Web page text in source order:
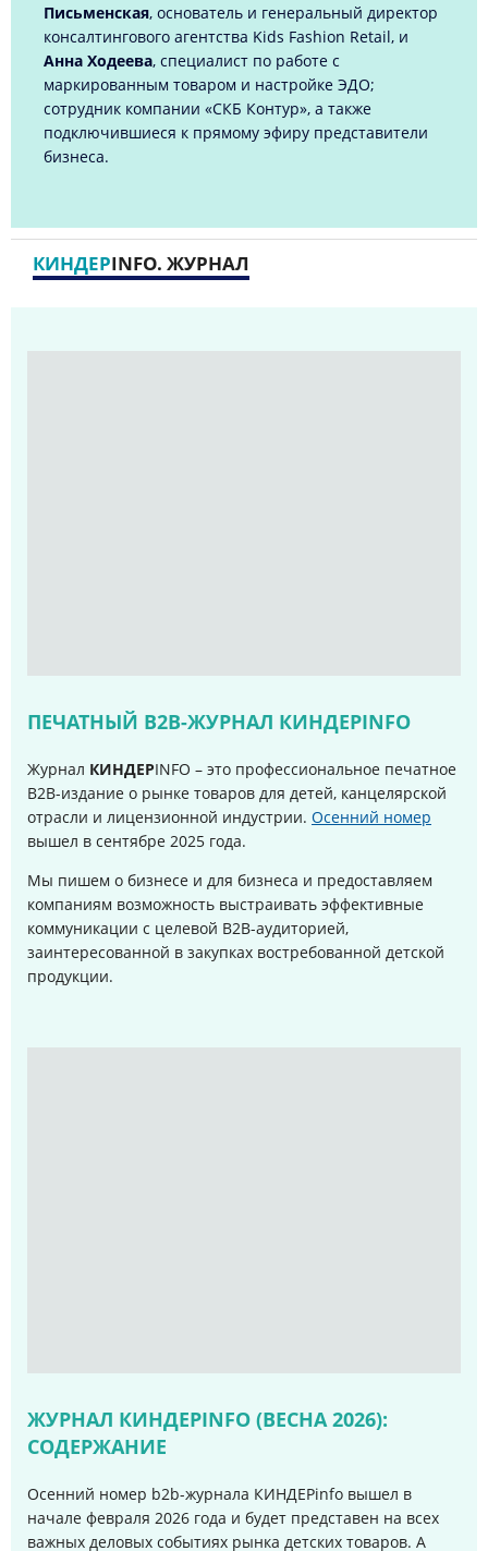
Письменская, основатель и генеральный директор
консалтингового агентства Kids Fashion Retail, и
Анна Ходеева, специалист по работе с
маркированным товаром и настройке ЭДО;
сотрудник компании «СКБ Контур», а также
подключившиеся к прямому эфиру представители
бизнеса.
КИНДЕРINFO. ЖУРНАЛ
ПЕЧАТНЫЙ B2B-ЖУРНАЛ КИНДЕРINFO
Журнал КИНДЕРINFO – это профессиональное печатное
B2B-издание о рынке товаров для детей, канцелярской
отрасли и лицензионной индустрии. Осенний номер
вышел в сентябре 2025 года.
Мы пишем о бизнесе и для бизнеса и предоставляем
компаниям возможность выстраивать эффективные
коммуникации с целевой B2B-аудиторией,
заинтересованной в закупках востребованной детской
продукции.
ЖУРНАЛ КИНДЕРINFO (ВЕСНА 2026):
СОДЕРЖАНИЕ
Осенний номер b2b-журнала КИНДЕРinfo вышел в
начале февраля 2026 года и будет представен на всех
важных деловых событиях рынка детских товаров. А